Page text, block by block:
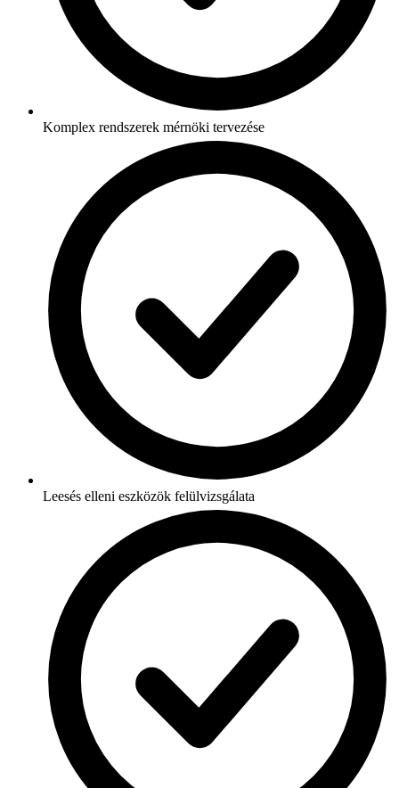
Komplex rendszerek mérnöki tervezése
Leesés elleni eszközök felülvizsgálata